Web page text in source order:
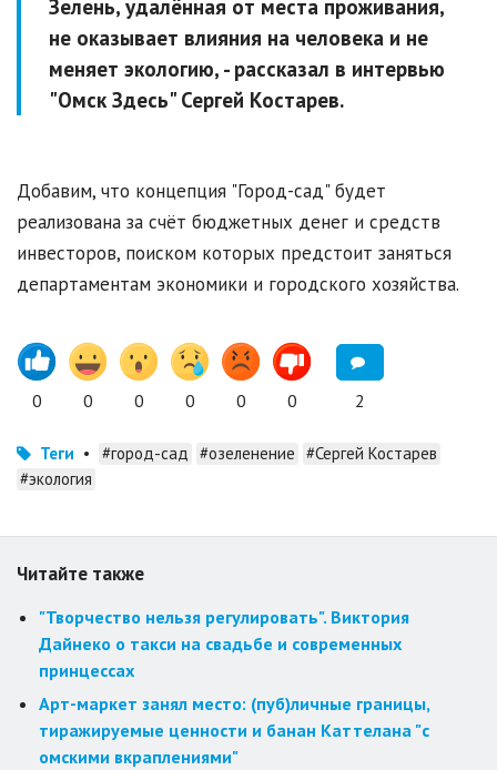
Зелень, удалённая от места проживания,
не оказывает влияния на человека и не
меняет экологию, - рассказал в интервью
"Омск Здесь" Сергей Костарев.
Добавим, что концепция "Город-сад" будет
реализована за счёт бюджетных денег и средств
инвесторов, поиском которых предстоит заняться
департаментам экономики и городского хозяйства.
0 0 0 0 0 0 2
Теги • #город-сад #озеленение #Сергей Костарев
#экология
Читайте также
"Творчество нельзя регулировать". Виктория
Дайнеко о такси на свадьбе и современных
принцессах
Арт-маркет занял место: (пуб)личные границы,
тиражируемые ценности и банан Каттелана "с
омскими вкраплениями"